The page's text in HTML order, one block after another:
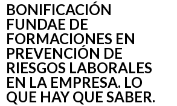
BONIFICACIÓN
FUNDAE DE
FORMACIONES EN
PREVENCIÓN DE
RIESGOS LABORALES
EN LA EMPRESA. LO
QUE HAY QUE SABER.